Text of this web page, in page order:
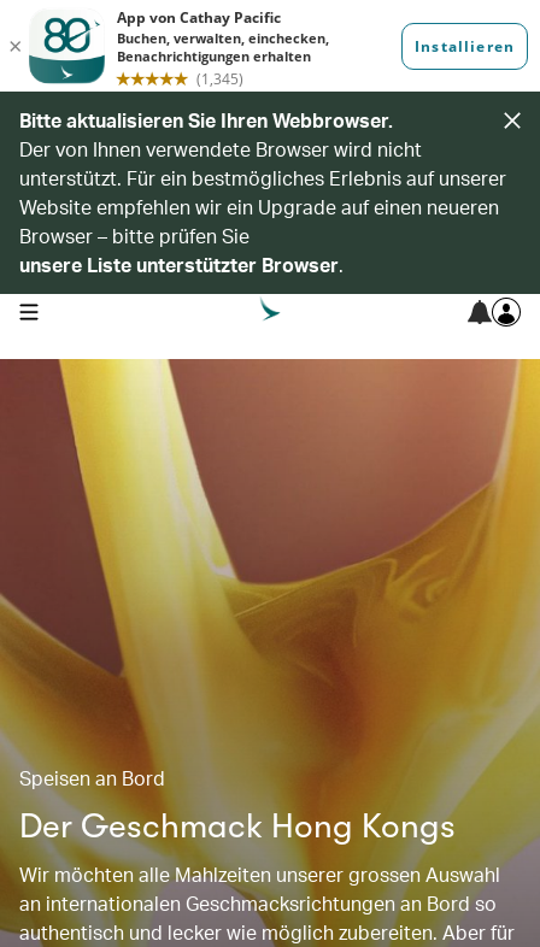
Bitte aktualisieren Sie Ihren Webbrowser.
Der von Ihnen verwendete Browser wird nicht
unterstützt. Für ein bestmögliches Erlebnis auf unserer
Website empfehlen wir ein Upgrade auf einen neueren
Browser – bitte prüfen Sie
unsere Liste unterstützter Browser.
open navigation menu
Speisen an Bord
Der Geschmack Hong Kongs
Wir möchten alle Mahlzeiten unserer grossen Auswahl
an internationalen Geschmacksrichtungen an Bord so
authentisch und lecker wie möglich zubereiten. Aber für